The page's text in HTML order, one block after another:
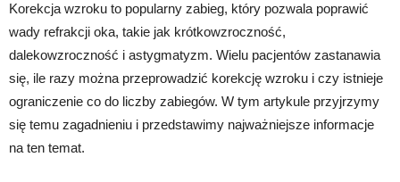
Korekcja wzroku to popularny zabieg, który pozwala poprawić
wady refrakcji oka, takie jak krótkowzroczność,
dalekowzroczność i astygmatyzm. Wielu pacjentów zastanawia
się, ile razy można przeprowadzić korekcję wzroku i czy istnieje
ograniczenie co do liczby zabiegów. W tym artykule przyjrzymy
się temu zagadnieniu i przedstawimy najważniejsze informacje
na ten temat.